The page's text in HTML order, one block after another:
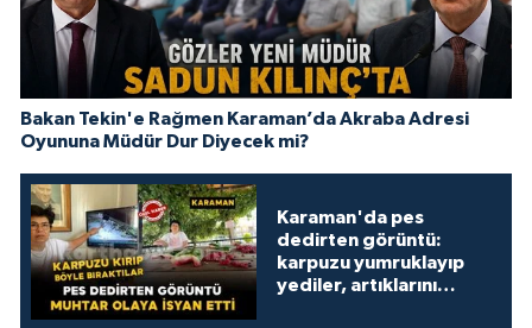
Bakan Tekin'e Rağmen Karaman’da Akraba Adresi
Oyununa Müdür Dur Diyecek mi?
Karaman'da pes
dedirten görüntü:
karpuzu yumruklayıp
yediler, artıklarını